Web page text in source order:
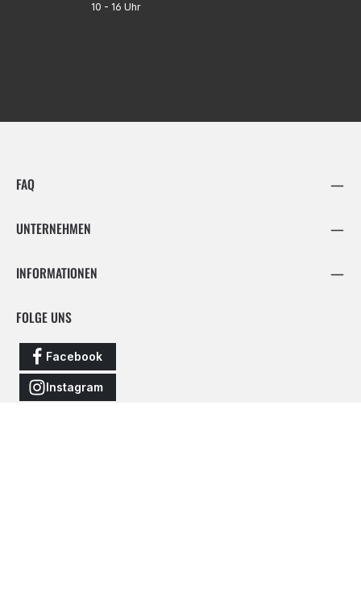
10 - 16 Uhr
FAQ
UNTERNEHMEN
INFORMATIONEN
FOLGE UNS
Facebook
Instagram